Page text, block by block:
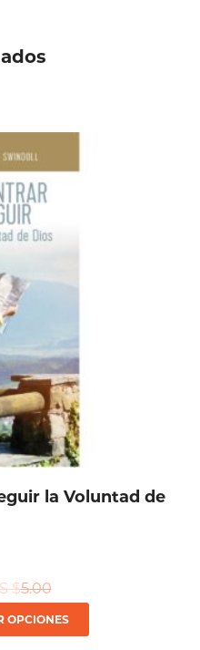
la Voluntad de
$5.00
OPCIONES